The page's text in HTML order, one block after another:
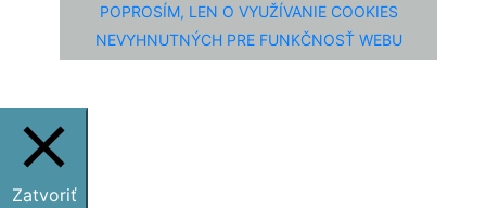
POPROSÍM, LEN O VYUŽÍVANIE COOKIES
NEVYHNUTNÝCH PRE FUNKČNOSŤ WEBU
Zatvoriť